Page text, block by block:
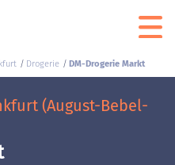
Drogerie DM-Drogerie Markt
(August-Bebel-